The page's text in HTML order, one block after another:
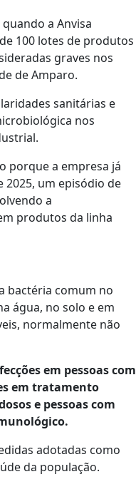
a Anvisa
100 lotes de produtos
graves nos
de Amparo.
sanitárias e
nos
porque a empresa já
um episódio de
a
produtos da linha
bactéria comum no
água, no solo e em
normalmente não
em pessoas com
em tratamento
e pessoas com
adotadas como
da população.